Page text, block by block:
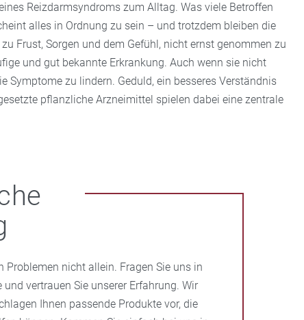
Reizdarmsyndroms zum Alltag. Was viele Betroffen
alles in Ordnung zu sein – und trotzdem bleiben die
Frust, Sorgen und dem Gefühl, nicht ernst genommen zu
und gut bekannte Erkrankung. Auch wenn sie nicht
Symptome zu lindern. Geduld, ein besseres Verständnis
pflanzliche Arzneimittel spielen dabei eine zentrale
Problemen nicht allein. Fragen Sie uns in
und vertrauen Sie unserer Erfahrung. Wir
Ihnen passende Produkte vor, die